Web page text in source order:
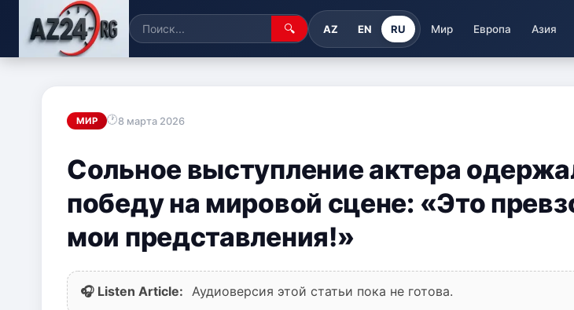
🔍 AZ EN RU Мир Европа Азия
МИР 8 марта 2026
Сольное выступление актера
победу на мировой сцене: «Это
мои представления!»
🎧 Listen Article: Аудиоверсия этой статьи пока не готова.